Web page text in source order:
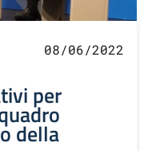
08/06/2022
per
della